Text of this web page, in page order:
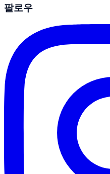
팔로우